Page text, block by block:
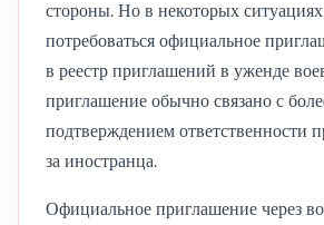
стороны. Но в некоторых
потребоваться официальное
в реестр приглашений в уженде
приглашение обычно связано с
подтверждением ответственности
за иностранца.
Официальное приглашение через